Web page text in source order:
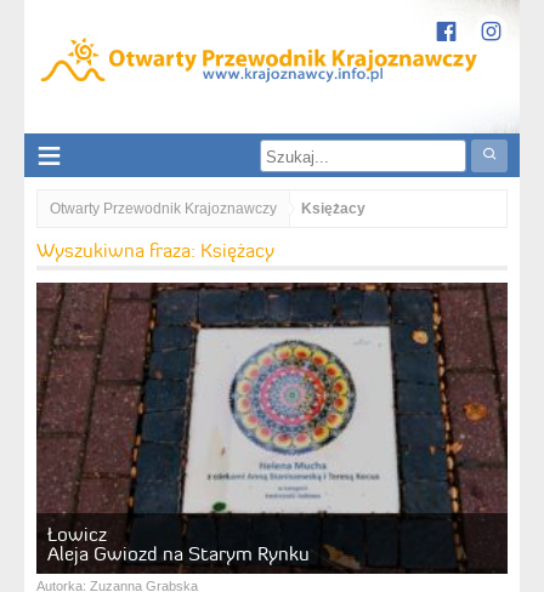
Otwarty Przewodnik Krajoznawczy Księżacy
Wyszukiwna fraza: Księżacy
Łowicz
Aleja Gwiozd na Starym Rynku
Autorka: Zuzanna Grabska